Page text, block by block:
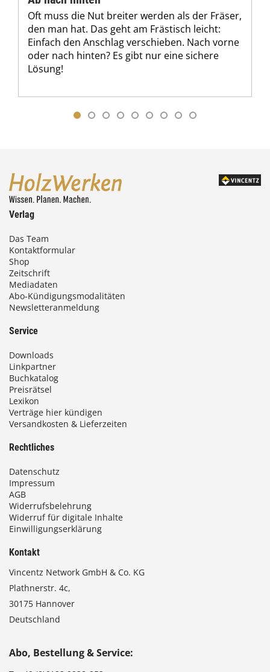
Oft muss die Nut breiter werden als der Fräser,
den man hat. Das geht am Frästisch leicht:
Einfach den Anschlag verschieben. Nach vorne
oder nach hinten? Es gibt nur eine sichere
Lösung!
Verlag
Das Team
Kontaktformular
Shop
Zeitschrift
Mediadaten
Abo-Kündigungsmodalitäten
Newsletteranmeldung
Service
Downloads
Linkpartner
Buchkatalog
Preisrätsel
Lexikon
Verträge hier kündigen
Versandkosten & Lieferzeiten
Rechtliches
Datenschutz
Impressum
AGB
Widerrufsbelehrung
Widerruf für digitale Inhalte
Einwilligungserklärung
Kontakt
Vincentz Network GmbH & Co. KG
Plathnerstr. 4c,
30175 Hannover
Deutschland
Abo, Bestellung & Service: